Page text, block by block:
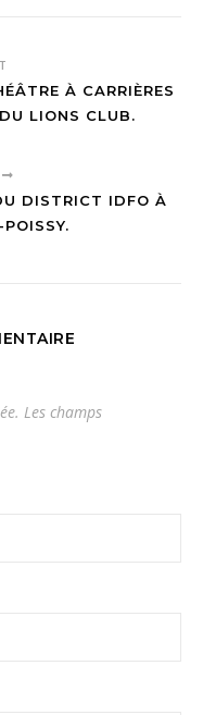
À CARRIÈRES
LIONS CLUB.
DISTRICT IDFO À
Les champs